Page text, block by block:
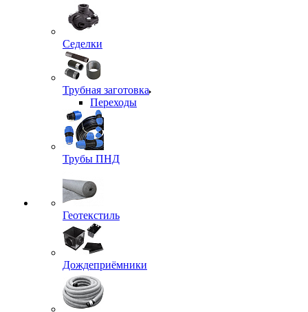
Седелки
Трубная заготовка
Переходы
Трубы ПНД
Геотекстиль
Дождеприёмники